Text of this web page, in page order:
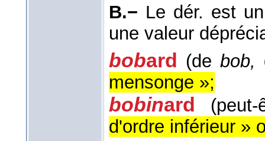
B.− Le dér. est
une valeur
bobard (debob,
mensonge »;
bobinard
d'ordre inférieur »